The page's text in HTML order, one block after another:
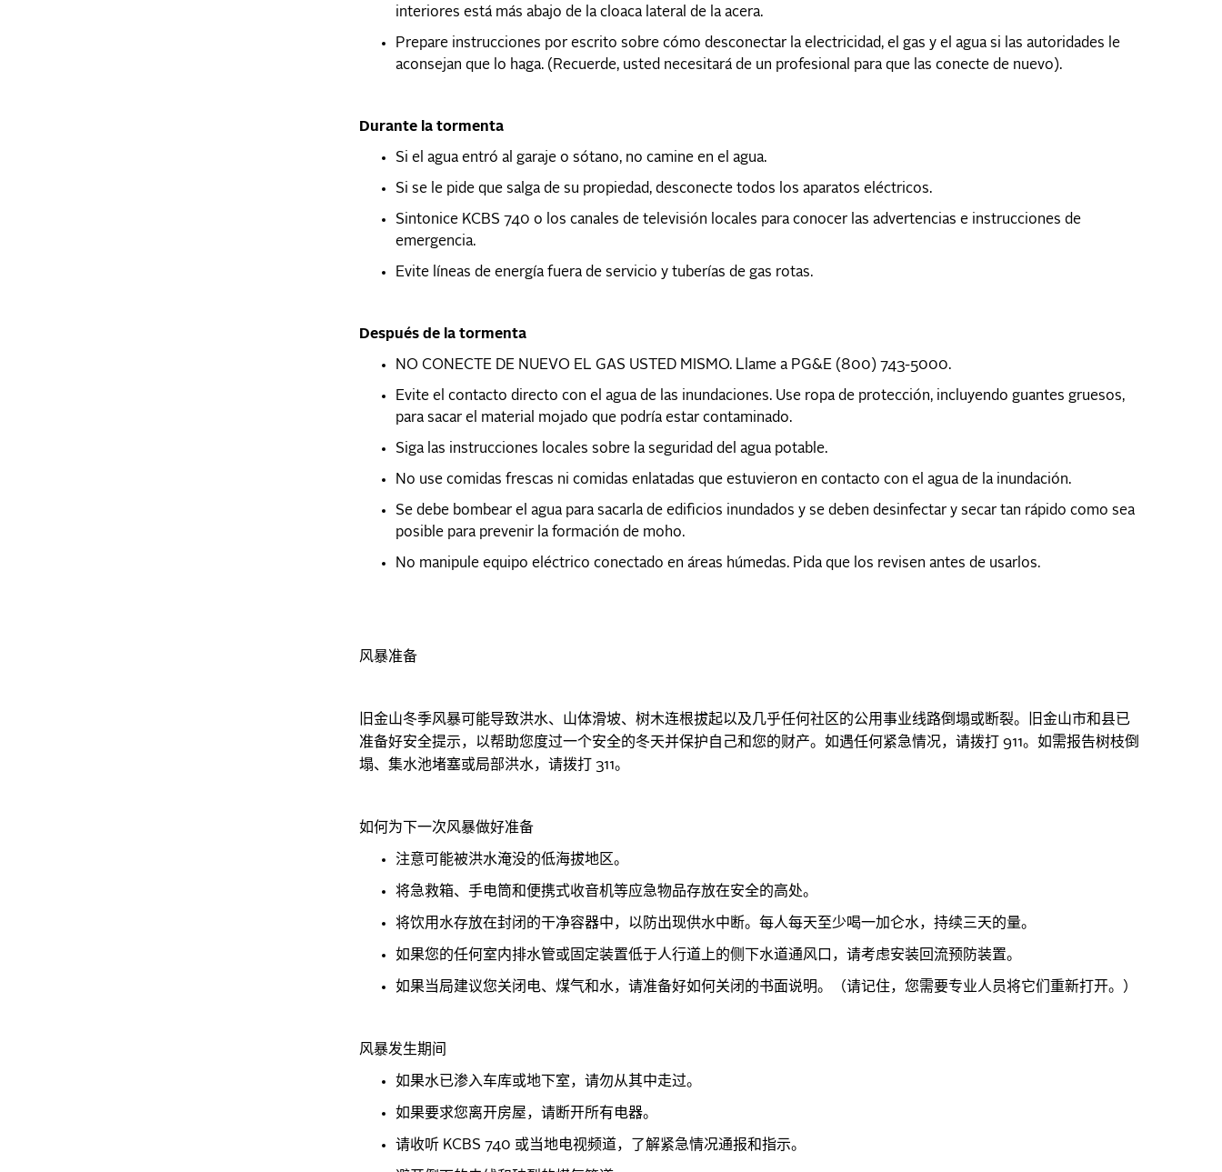
interiores está más abajo de la cloaca lateral de la acera.
Prepare instrucciones por escrito sobre cómo desconectar la electricidad, el gas y el agua si las autoridades le
aconsejan que lo haga. (Recuerde, usted necesitará de un profesional para que las conecte de nuevo).
​Durante la tormenta
Si el agua entró al garaje o sótano, no camine en el agua.
Si se le pide que salga de su propiedad, desconecte todos los aparatos eléctricos.
Sintonice KCBS 740 o los canales de televisión locales para conocer las advertencias e instrucciones de
emergencia.
Evite líneas de energía fuera de servicio y tuberías de gas rotas.
Después de la tormenta
NO CONECTE DE NUEVO EL GAS USTED MISMO. Llame a PG&E (800) 743-5000.
Evite el contacto directo con el agua de las inundaciones. Use ropa de protección, incluyendo guantes gruesos,
para sacar el material mojado que podría estar contaminado.
Siga las instrucciones locales sobre la seguridad del agua potable.
No use comidas frescas ni comidas enlatadas que estuvieron en contacto con el agua de la inundación.
Se debe bombear el agua para sacarla de edificios inundados y se deben desinfectar y secar tan rápido como sea
posible para prevenir la formación de moho.
No manipule equipo eléctrico conectado en áreas húmedas. Pida que los revisen antes de usarlos.
风暴准备
旧金山冬季风暴可能导致洪水、山体滑坡、树木连根拔起以及几乎任何社区的公用事业线路倒塌或断裂。旧金山市和县已
准备好安全提示，以帮助您度过一个安全的冬天并保护自己和您的财产。如遇任何紧急情况，请拨打 911。如需报告树枝倒
塌、集水池堵塞或局部洪水，请拨打 311。
如何为下一次风暴做好准备
注意可能被洪水淹没的低海拔地区。
将急救箱、手电筒和便携式收音机等应急物品存放在安全的高处。
将饮用水存放在封闭的干净容器中，以防出现供水中断。每人每天至少喝一加仑水，持续三天的量。
如果您的任何室内排水管或固定装置低于人行道上的侧下水道通风口，请考虑安装回流预防装置。
如果当局建议您关闭电、煤气和水，请准备好如何关闭的书面说明。（请记住，您需要专业人员将它们重新打开。）
风暴发生期间
如果水已渗入车库或地下室，请勿从其中走过。
如果要求您离开房屋，请断开所有电器。
请收听KCBS 740 或当地电视频道，了解紧急情况通报和指示。